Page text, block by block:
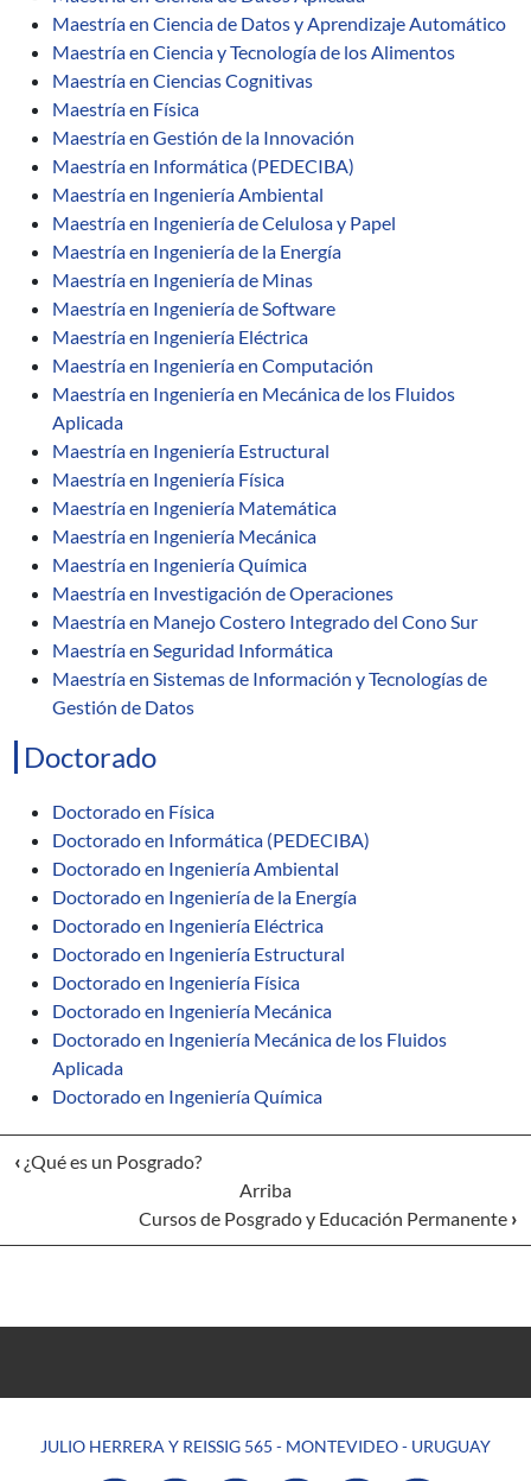
Maestría en Ciencia de Datos y Aprendizaje Automático
Maestría en Ciencia y Tecnología de los Alimentos
Maestría en Ciencias Cognitivas
Maestría en Física
Maestría en Gestión de la Innovación
Maestría en Informática (PEDECIBA)
Maestría en Ingeniería Ambiental
Maestría en Ingeniería de Celulosa y Papel
Maestría en Ingeniería de la Energía
Maestría en Ingeniería de Minas
Maestría en Ingeniería de Software
Maestría en Ingeniería Eléctrica
Maestría en Ingeniería en Computación
Maestría en Ingeniería en Mecánica de los Fluidos
Aplicada
Maestría en Ingeniería Estructural
Maestría en Ingeniería Física
Maestría en Ingeniería Matemática
Maestría en Ingeniería Mecánica
Maestría en Ingeniería Química
Maestría en Investigación de Operaciones
Maestría en Manejo Costero Integrado del Cono Sur
Maestría en Seguridad Informática
Maestría en Sistemas de Información y Tecnologías de
Gestión de Datos
Doctorado
Doctorado en Física
Doctorado en Informática (PEDECIBA)
Doctorado en Ingeniería Ambiental
Doctorado en Ingeniería de la Energía
Doctorado en Ingeniería Eléctrica
Doctorado en Ingeniería Estructural
Doctorado en Ingeniería Física
Doctorado en Ingeniería Mecánica
Doctorado en Ingeniería Mecánica de los Fluidos
Aplicada
Doctorado en Ingeniería Química
‹ ¿Qué es un Posgrado?
Arriba
Cursos de Posgrado y Educación Permanente ›
JULIO HERRERA Y REISSIG 565 - MONTEVIDEO - URUGUAY